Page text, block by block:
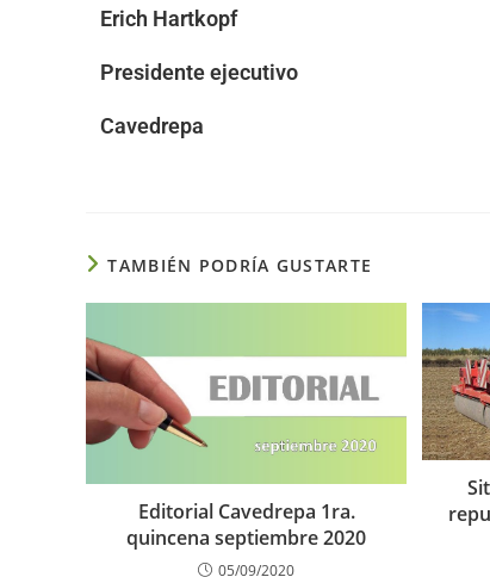
Erich Hartkopf
Presidente ejecutivo
Cavedrepa
TAMBIÉN PODRÍA GUSTARTE
Editorial Cavedrepa 1ra.
quincena septiembre 2020
05/09/2020